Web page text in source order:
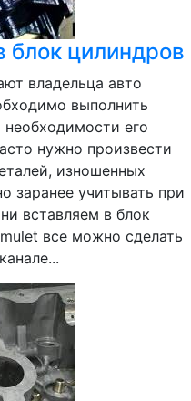
блок цилиндров
владельца авто
выполнить
необходимости его
нужно произвести
изношенных
заранее учитывать при
вставляем в блок
все можно сделать